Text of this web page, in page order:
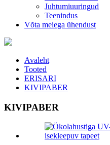
Juhtumiuuringud
Teenindus
Võta meiega ühendust
Avaleht
Tooted
ERISARI
KIVIPABER
KIVIPABER